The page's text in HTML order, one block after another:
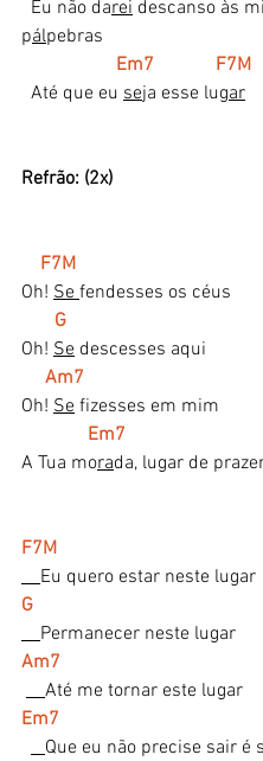
  Eu não da
rei descanso às
pálpebras
Em7             F7M
  Até que eu
seja esse lugar
Refrão: (2x)
F7M
Oh! Se fendesses os céus
G
Oh! Se descesses aqui
Am7
Oh! Se fizesses em mim
Em7
A Tua morada, lugar de
F7M
Eu quero estar neste lugar
G
Permanecer neste lugar
Am7
Até me tornar este lugar
Em7
Que eu não precise sair é